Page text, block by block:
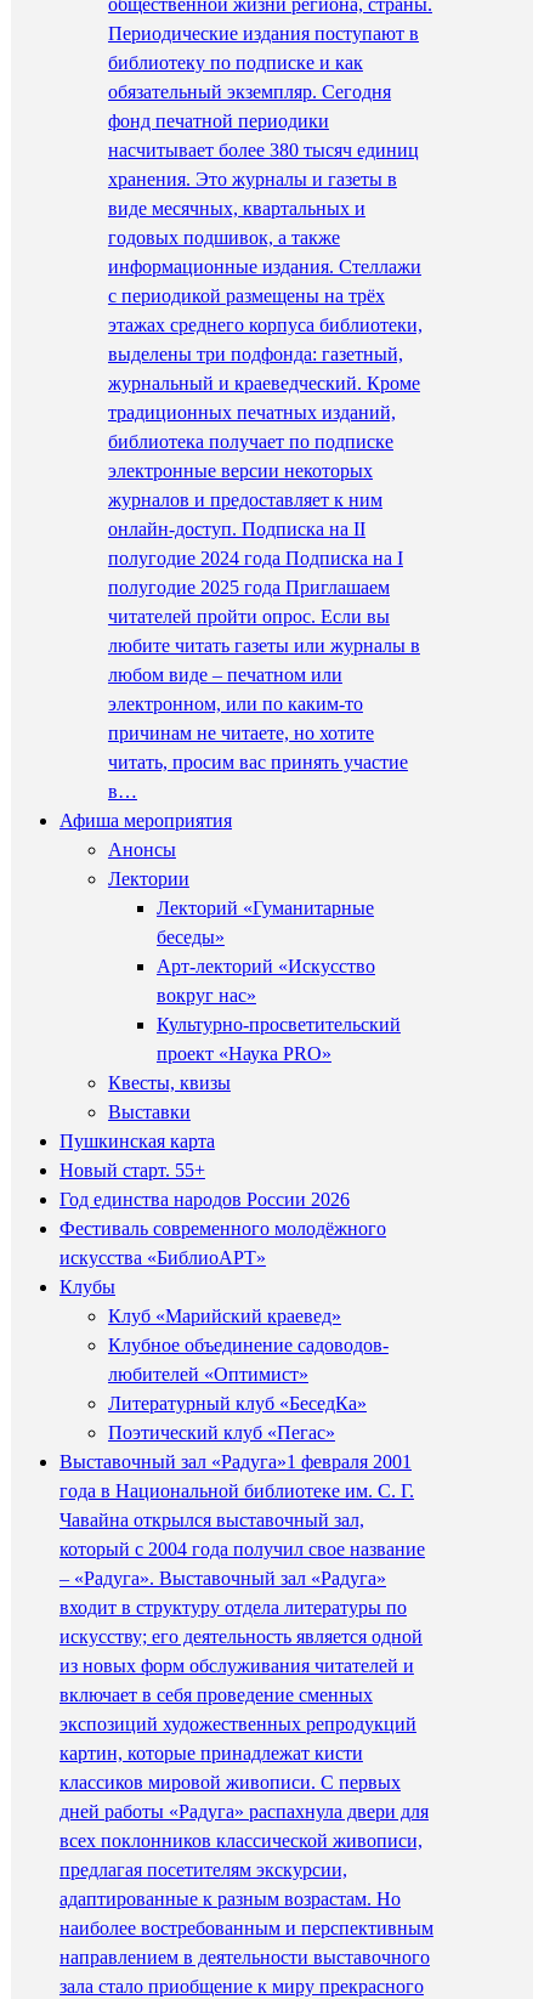
общественной жизни региона, страны.
Периодические издания поступают в
библиотеку по подписке и как
обязательный экземпляр. Сегодня
фонд печатной периодики
насчитывает более 380 тысяч единиц
хранения. Это журналы и газеты в
виде месячных, квартальных и
годовых подшивок, а также
информационные издания. Стеллажи
с периодикой размещены на трёх
этажах среднего корпуса библиотеки,
выделены три подфонда: газетный,
журнальный и краеведческий. Кроме
традиционных печатных изданий,
библиотека получает по подписке
электронные версии некоторых
журналов и предоставляет к ним
онлайн-доступ. Подписка на II
полугодие 2024 года Подписка на I
полугодие 2025 года Приглашаем
читателей пройти опрос. Если вы
любите читать газеты или журналы в
любом виде – печатном или
электронном, или по каким-то
причинам не читаете, но хотите
читать, просим вас принять участие
в…
Афиша мероприятия
Анонсы
Лектории
Лекторий «Гуманитарные
беседы»
Арт-лекторий «Искусство
вокруг нас»
Культурно-просветительский
проект «Наука PRO»
Квесты, квизы
Выставки
Пушкинская карта
Новый старт. 55+
Год единства народов России 2026
Фестиваль современного молодёжного
искусства «БиблиоАРТ»
Клубы
Клуб «Марийский краевед»
Клубное объединение садоводов-
любителей «Оптимист»
Литературный клуб «БеседКа»
Поэтический клуб «Пегас»
Выставочный зал «Радуга»1 февраля 2001
года в Национальной библиотеке им. С. Г.
Чавайна открылся выставочный зал,
который с 2004 года получил свое название
– «Радуга». Выставочный зал «Радуга»
входит в структуру отдела литературы по
искусству; его деятельность является одной
из новых форм обслуживания читателей и
включает в себя проведение сменных
экспозиций художественных репродукций
картин, которые принадлежат кисти
классиков мировой живописи. С первых
дней работы «Радуга» распахнула двери для
всех поклонников классической живописи,
предлагая посетителям экскурсии,
адаптированные к разным возрастам. Но
наиболее востребованным и перспективным
направлением в деятельности выставочного
зала стало приобщение к миру прекрасного